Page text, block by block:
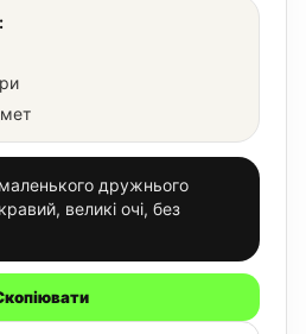
дружнього
великі очі, без